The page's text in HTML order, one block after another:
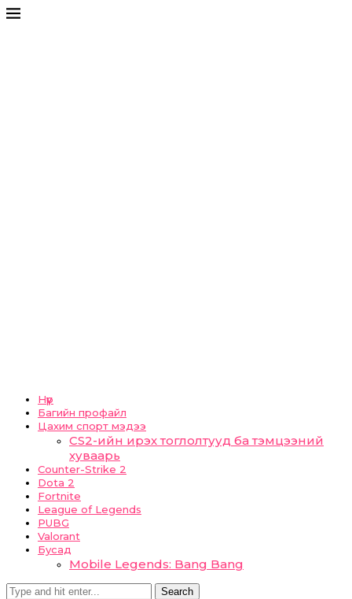
Нүүр
Багийн профайл
Цахим спорт мэдээ
CS2-ийн ирэх тоглолтууд ба тэмцээний
хуваарь
Counter-Strike 2
Dota 2
Fortnite
League of Legends
PUBG
Valorant
Бусад
Mobile Legends: Bang Bang
Search